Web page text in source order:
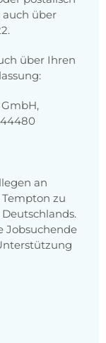
über
über Ihren
an
zu
Jobsuchende